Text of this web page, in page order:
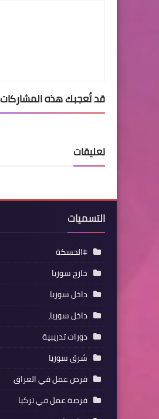
قد تُعجبك هذه المشاركات
تعليقات
التسميات
#الحسكة
خارج سوريا
داخل سوريا
داخل سوريا،
دورات تدريبية
شرق سوريا
فرص عمل في العراق
فرصة عمل في تركيا